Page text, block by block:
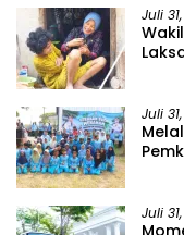
Juli
Juli
Juli